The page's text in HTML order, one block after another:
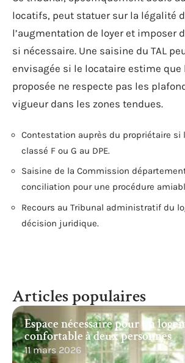
locatifs, peut statuer sur la légalité
l’augmentation de loyer et imposer
si nécessaire. Une saisine du TAL
envisagée si le locataire estime que
proposée ne respecte pas les
vigueur dans les zones tendues.
Contestation auprès du propriétaire si
classé F ou G au DPE.
Saisine de la Commission
conciliation pour une procédure
Recours au Tribunal administratif du
décision juridique.
Articles populaires
Espace nécessaire pour un
confortable à deux personnes
11 mars 2026